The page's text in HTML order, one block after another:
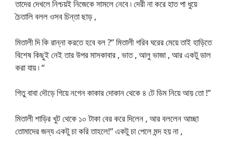
তাদের দেখলে নিশ্চয়ই নিজেকে সামলে নেবে ৷ দেরী না করে হাত পা ধুয়ে
চৈতালি বলল ওসব চিন্তা ছাড় ,
মিতালী দি কি রান্না করতে হবে বল ?” মিতালী গরিব ঘরের মেয়ে তাই হাড়িতে
বিশেষ কিছুই নেই তার উপর মাসকাবার , ভাত , আলু ভাজা , আর একটু ডাল
করা যায় ৷ “
গিতু বাবা দৌড়ে গিয়ে নগেন কাকার দোকান থেকে ৪ টে ডিম নিয়ে আয় তো !”
মিতালী শাড়ির খুট থেকে ১০ টাকা বের করে দিলেন , আর বললেন আচ্ছা
তোমাদের জন্য একটু চা করি তাহলে!” একটু চা পেলে মন্দ হয় না ,